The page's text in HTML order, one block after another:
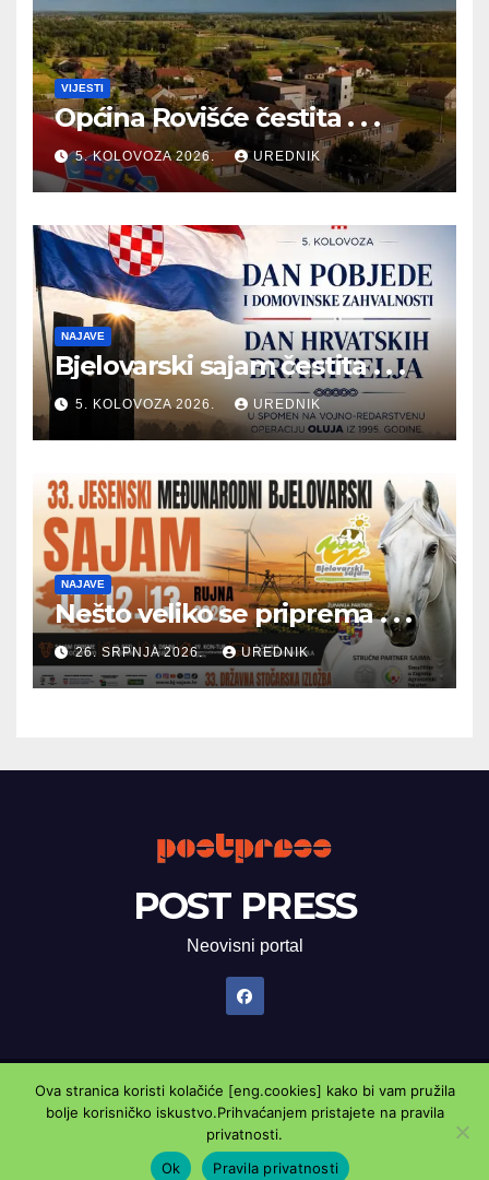
VIJESTI
Općina Rovišće čestita . . .
5. KOLOVOZA 2026. UREDNIK
NAJAVE
Bjelovarski sajam čestita . . .
5. KOLOVOZA 2026. UREDNIK
NAJAVE
Nešto veliko se priprema . . .
26. SRPNJA 2026. UREDNIK
POST PRESS
Neovisni portal
Proudly powered by WordPress| Theme: Newsup byThemeansar.
Marketing oglasnik Kontaktirajte nasPravila privatnosti
Ova stranica koristi kolačiće [eng.cookies] kako bi vam pružila
bolje korisničko iskustvo.Prihvaćanjem pristajete na pravila
privatnosti.
Ok
Pravila privatnosti